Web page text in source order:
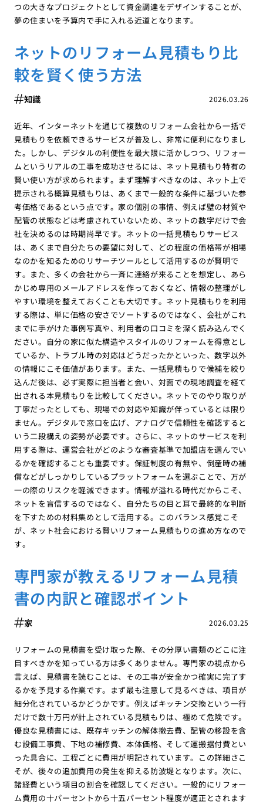
つの大きなプロジェクトとして資金調達をデザインすることが、
夢の住まいを予算内で手に入れる近道となります。
ネットのリフォーム見積もり比
較を賢く使う方法
2026.03.26
知識
近年、インターネットを通じて複数のリフォーム会社から一括で
見積もりを依頼できるサービスが普及し、非常に便利になりまし
た。しかし、デジタルの利便性を最大限に活かしつつ、リフォー
ムというリアルの工事を成功させるには、ネット見積もり特有の
賢い使い方が求められます。まず理解すべきなのは、ネット上で
提示される概算見積もりは、あくまで一般的な条件に基づいた参
考価格であるという点です。家の個別の事情、例えば壁の材質や
配管の状態などは考慮されていないため、ネットの数字だけで会
社を決めるのは時期尚早です。ネットの一括見積もりサービス
は、あくまで自分たちの要望に対して、どの程度の価格帯が相場
なのかを知るためのリサーチツールとして活用するのが賢明で
す。また、多くの会社から一斉に連絡が来ることを想定し、あら
かじめ専用のメールアドレスを作っておくなど、情報の整理がし
やすい環境を整えておくことも大切です。ネット見積もりを利用
する際は、単に価格の安さでソートするのではなく、会社がこれ
までに手がけた事例写真や、利用者の口コミを深く読み込んでく
ださい。自分の家に似た構造やスタイルのリフォームを得意とし
ているか、トラブル時の対応はどうだったかといった、数字以外
の情報にこそ価値があります。また、一括見積もりで候補を絞り
込んだ後は、必ず実際に担当者と会い、対面での現地調査を経て
出される本見積もりを比較してください。ネットでのやり取りが
丁寧だったとしても、現場での対応や知識が伴っているとは限り
ません。デジタルで窓口を広げ、アナログで信頼性を確認すると
いう二段構えの姿勢が必要です。さらに、ネットのサービスを利
用する際は、運営会社がどのような審査基準で加盟店を選んでい
るかを確認することも重要です。保証制度の有無や、倒産時の補
償などがしっかりしているプラットフォームを選ぶことで、万が
一の際のリスクを軽減できます。情報が溢れる時代だからこそ、
ネットを盲信するのではなく、自分たちの目と耳で最終的な判断
を下すための材料集めとして活用する。このバランス感覚こそ
が、ネット社会における賢いリフォーム見積もりの進め方なので
す。
専門家が教えるリフォーム見積
書の内訳と確認ポイント
2026.03.25
家
リフォームの見積書を受け取った際、その分厚い書類のどこに注
目すべきかを知っている方は多くありません。専門家の視点から
言えば、見積書を読むことは、その工事が安全かつ確実に完了す
るかを予見する作業です。まず最も注意して見るべきは、項目が
細分化されているかどうかです。例えばキッチン交換という一行
だけで数十万円が計上されている見積もりは、極めて危険です。
優良な見積書には、既存キッチンの解体撤去費、配管の移設を含
む設備工事費、下地の補修費、本体価格、そして運搬据付費とい
った具合に、工程ごとに費用が明記されています。この詳細さこ
そが、後々の追加費用の発生を抑える防波堤となります。次に、
諸経費という項目の割合を確認してください。一般的にリフォー
ム費用の十パーセントから十五パーセント程度が適正とされます